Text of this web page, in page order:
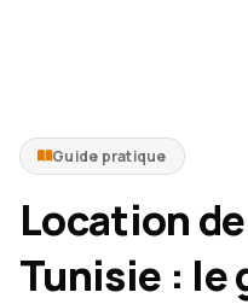
Guide pratique
Location
Tunisie : le